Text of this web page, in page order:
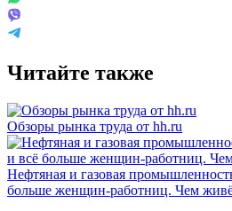
Читайте также
Обзоры рынка труда от hh.ru
Нефтяная и газовая
больше женщин-работниц. Чем